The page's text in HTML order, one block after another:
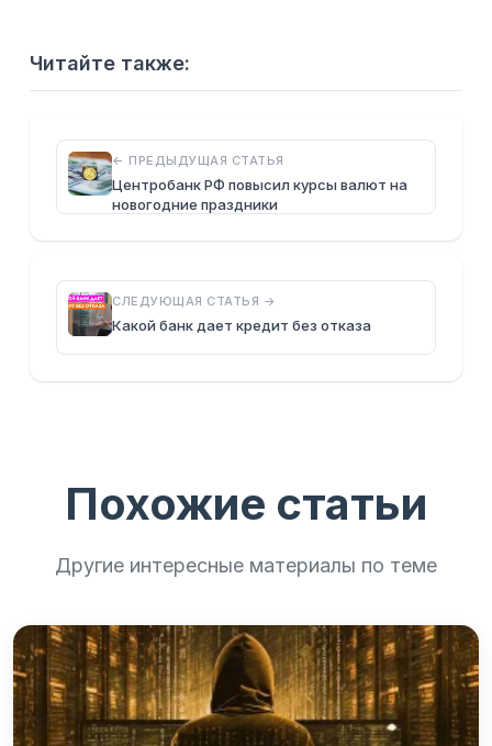
Читайте также:
← ПРЕДЫДУЩАЯ СТАТЬЯ
Центробанк РФ повысил курсы валют на
новогодние праздники
СЛЕДУЮЩАЯ СТАТЬЯ →
Какой банк дает кредит без отказа
Похожие статьи
Другие интересные материалы по теме